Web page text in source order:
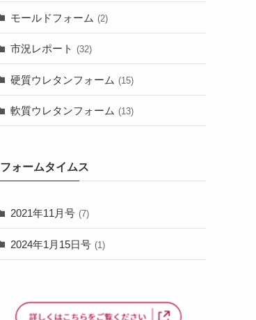
モールドフォーム (2)
市況レポート (32)
硬質ウレタンフォーム (15)
軟質ウレタンフォーム (13)
フォームタイムス
2021年11月号 (7)
2024年1月15日号 (1)